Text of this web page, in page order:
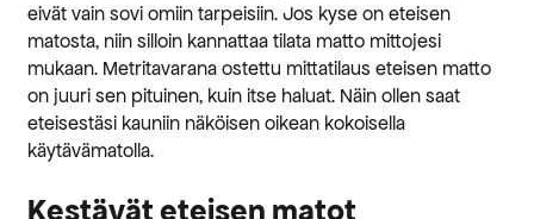
eivät vain sovi omiin tarpeisiin. Jos kyse on eteisen
matosta, niin silloin kannattaa tilata matto mittojesi
mukaan. Metritavarana ostettu mittatilaus eteisen matto
on juuri sen pituinen, kuin itse haluat. Näin ollen saat
eteisestäsi kauniin näköisen oikean kokoisella
käytävämatolla.
Kestävät eteisen matot